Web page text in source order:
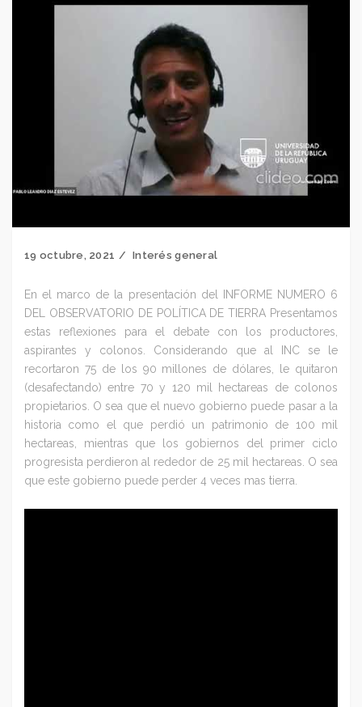
19 octubre, 2021 Interés general
En el marco de la presentación del INFORME NUMERO 6
DEL OBSERVATORIO DE POLÍTICA DE TIERRA Presentamos
estas reflexiones para el debate con los productores,
aspirantes y colonos. Considerando que al INC se le
recortaron 75 de los 90 millones de dólares, le quitaron
(desafectando) entre 70 y 120 mil hectareas de colonos
propietarios. O sea que el nuevo gobierno puede pasar a la
historia como el que perdió un patrimonio de 100 mil
hectareas, mientras que los gobiernos del primer ciclo
progresista perdieron al rededor de 25 mil hectareas. O sea
que este gobierno puede perder 4 veces mas tierra.